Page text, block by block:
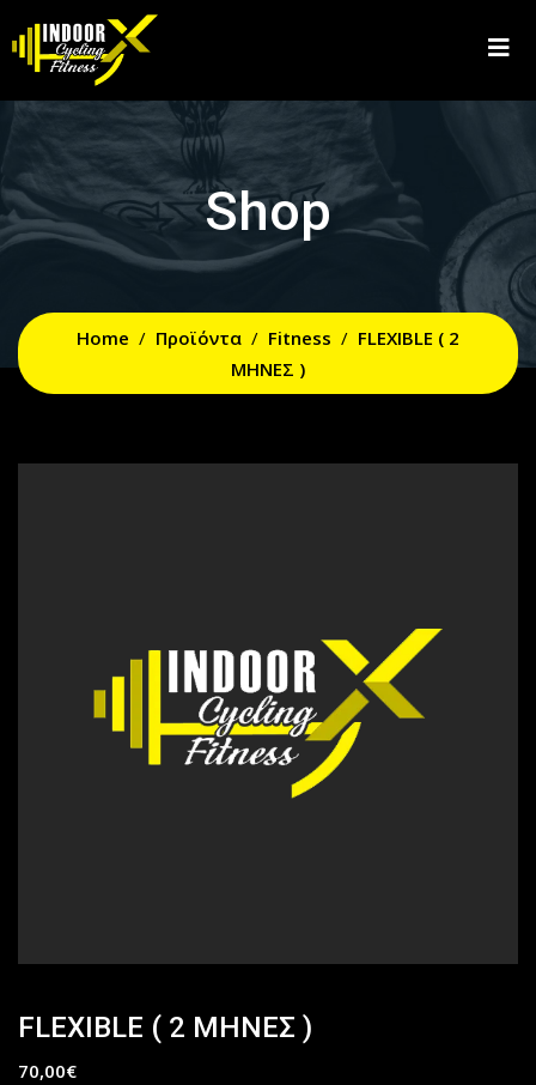
Shop
Home Προϊόντα Fitness
FLEXIBLE ( 2
ΜΗΝΕΣ )
FLEXIBLE ( 2 ΜΗΝΕΣ )
70,00€